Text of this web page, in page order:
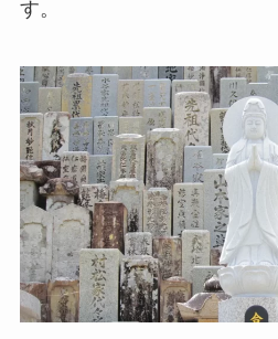
す。